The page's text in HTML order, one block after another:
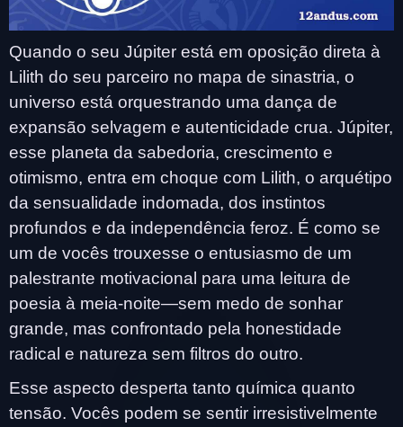
Quando o seu Júpiter está em oposição direta à
Lilith do seu parceiro no mapa de sinastria, o
universo está orquestrando uma dança de
expansão selvagem e autenticidade crua. Júpiter,
esse planeta da sabedoria, crescimento e
otimismo, entra em choque com Lilith, o arquétipo
da sensualidade indomada, dos instintos
profundos e da independência feroz. É como se
um de vocês trouxesse o entusiasmo de um
palestrante motivacional para uma leitura de
poesia à meia-noite—sem medo de sonhar
grande, mas confrontado pela honestidade
radical e natureza sem filtros do outro.
Esse aspecto desperta tanto química quanto
tensão. Vocês podem se sentir irresistivelmente